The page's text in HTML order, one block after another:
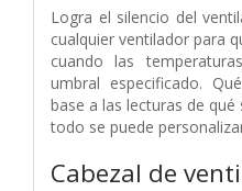
Logra el silencio del
cualquier ventilador para
cuando las
umbral especificado.
base a las lecturas de
todo se puede
Cabezal de